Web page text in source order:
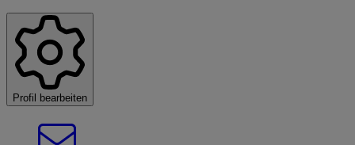
Profil bearbeiten